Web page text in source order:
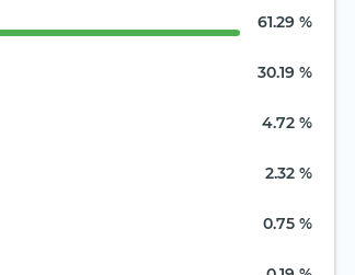
61.29 %
30.19 %
4.72 %
2.32 %
0.75 %